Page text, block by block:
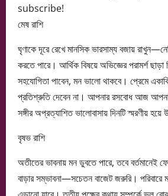
subscribe!
মেষ রাশি
ঘৃণাকে দূরে রেখে মানসিক ভারসাম্য বজায়
করতে পারে। আর্থিক বিষয়ে অভিজ্ঞের পরামর্শ ছাড়া
সহযোগিতা পাবেন, মন ভালো থাকবে। প্রেমে
প্রতিশ্রুতি দেবেন না। আপনার রসবোধ আজ
সঙ্গীর অপ্রত্যাশিত ভালোবাসায় দিনটি স্মরণীয় হয়ে
বৃষভ রাশি
অতীতের ভাবনায় মন ডুবতে পারে, তবে
বাড়ার সম্ভাবনা—সচেতন বাজেট জরুরি। পরিবারে